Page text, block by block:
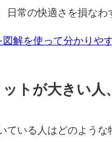
日常の快適さを損な
解を使って分かりや
トが大きい人
ている人はどのような